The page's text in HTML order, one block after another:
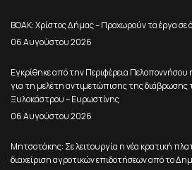
ΒΟΑΚ: Χρίστος Δήμας – Προχωρούν τα έργα σε
06 Αυγούστου 2026
Εγκρίθηκε από την Περιφέρεια
για τη μελέτη αντιμετώπισης της
Ξυλοκάστρου – Ευρωστίνης
06 Αυγούστου 2026
Μητσοτάκης: Σε λειτουργία η νέα κρατική
διαχείριση αγροτικών επιδοτήσεων από το